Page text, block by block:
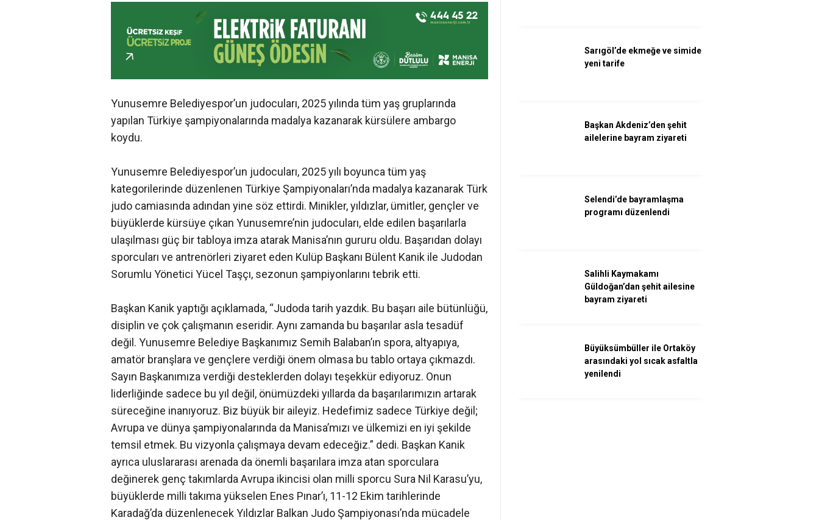
Yunusemre Belediyespor’un judocuları, 2025 yılında tüm yaş gruplarında
yapılan Türkiye şampiyonalarında madalya kazanarak kürsülere ambargo
koydu.
Yunusemre Belediyespor’un judocuları, 2025 yılı boyunca tüm yaş
kategorilerinde düzenlenen Türkiye Şampiyonaları’nda madalya kazanarak Türk
judo camiasında adından yine söz ettirdi. Minikler, yıldızlar, ümitler, gençler ve
büyüklerde kürsüye çıkan Yunusemre’nin judocuları, elde edilen başarılarla
ulaşılması güç bir tabloya imza atarak Manisa’nın gururu oldu. Başarıdan dolayı
sporcuları ve antrenörleri ziyaret eden Kulüp Başkanı Bülent Kanik ile Judodan
Sorumlu Yönetici Yücel Taşçı, sezonun şampiyonlarını tebrik etti.
Başkan Kanik yaptığı açıklamada, “Judoda tarih yazdık. Bu başarı aile bütünlüğü,
disiplin ve çok çalışmanın eseridir. Aynı zamanda bu başarılar asla tesadüf
değil. Yunusemre Belediye Başkanımız Semih Balaban’ın spora, altyapıya,
amatör branşlara ve gençlere verdiği önem olmasa bu tablo ortaya çıkmazdı.
Sayın Başkanımıza verdiği desteklerden dolayı teşekkür ediyoruz. Onun
liderliğinde sadece bu yıl değil, önümüzdeki yıllarda da başarılarımızın artarak
süreceğine inanıyoruz. Biz büyük bir aileyiz. Hedefimiz sadece Türkiye değil;
Avrupa ve dünya şampiyonalarında da Manisa’mızı ve ülkemizi en iyi şekilde
temsil etmek. Bu vizyonla çalışmaya devam edeceğiz.” dedi. Başkan Kanik
ayrıca uluslararası arenada da önemli başarılara imza atan sporculara
değinerek genç takımlarda Avrupa ikincisi olan milli sporcu Sura Nil Karasu’yu,
büyüklerde milli takıma yükselen Enes Pınar’ı, 11-12 Ekim tarihlerinde
Karadağ’da düzenlenecek Yıldızlar Balkan Judo Şampiyonası’nda mücadele
Sarıgöl’de ekmeğe ve simide
yeni tarife
Başkan Akdeniz’den şehit
ailelerine bayram ziyareti
Selendi’de bayramlaşma
programı düzenlendi
Salihli Kaymakamı
Güldoğan’dan şehit ailesine
bayram ziyareti
Büyüksümbüller ile Ortaköy
arasındaki yol sıcak asfaltla
yenilendi